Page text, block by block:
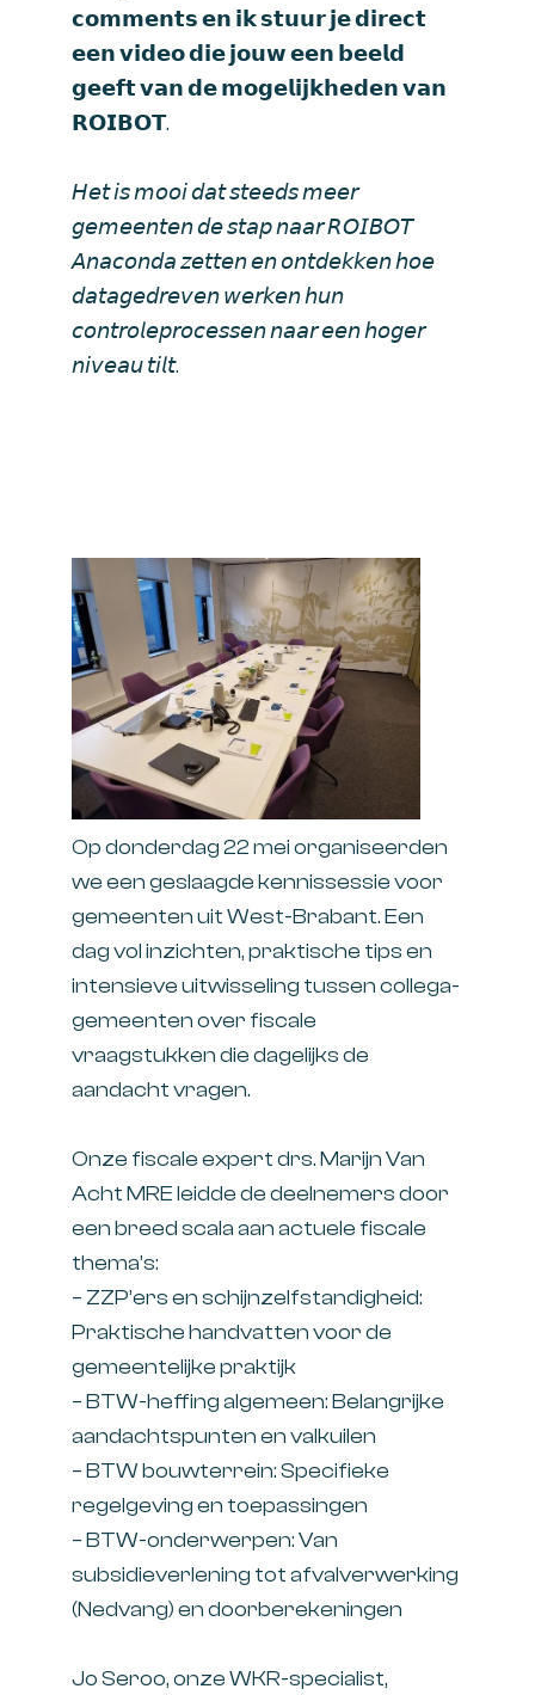
𝗰𝗼𝗺𝗺𝗲𝗻𝘁𝘀 𝗲𝗻 𝗶𝗸 𝘀𝘁𝘂𝘂𝗿 𝗷𝗲 𝗱𝗶𝗿𝗲𝗰𝘁
𝗲𝗲𝗻 𝘃𝗶𝗱𝗲𝗼 𝗱𝗶𝗲 𝗷𝗼𝘂𝘄 𝗲𝗲𝗻 𝗯𝗲𝗲𝗹𝗱
𝗴𝗲𝗲𝗳𝘁 𝘃𝗮𝗻 𝗱𝗲 𝗺𝗼𝗴𝗲𝗹𝗶𝗷𝗸𝗵𝗲𝗱𝗲𝗻 𝘃𝗮𝗻
𝗥𝗢𝗜𝗕𝗢𝗧.
𝘏𝘦𝘵 𝘪𝘴 𝘮𝘰𝘰𝘪 𝘥𝘢𝘵 𝘴𝘵𝘦𝘦𝘥𝘴 𝘮𝘦𝘦𝘳
𝘨𝘦𝘮𝘦𝘦𝘯𝘵𝘦𝘯 𝘥𝘦 𝘴𝘵𝘢𝘱 𝘯𝘢𝘢𝘳 𝘙𝘖𝘐𝘉𝘖𝘛
𝘈𝘯𝘢𝘤𝘰𝘯𝘥𝘢 𝘻𝘦𝘵𝘵𝘦𝘯 𝘦𝘯 𝘰𝘯𝘵𝘥𝘦𝘬𝘬𝘦𝘯 𝘩𝘰𝘦
𝘥𝘢𝘵𝘢𝘨𝘦𝘥𝘳𝘦𝘷𝘦𝘯 𝘸𝘦𝘳𝘬𝘦𝘯 𝘩𝘶𝘯
𝘤𝘰𝘯𝘵𝘳𝘰𝘭𝘦𝘱𝘳𝘰𝘤𝘦𝘴𝘴𝘦𝘯 𝘯𝘢𝘢𝘳 𝘦𝘦𝘯 𝘩𝘰𝘨𝘦𝘳
𝘯𝘪𝘷𝘦𝘢𝘶 𝘵𝘪𝘭𝘵.
Op donderdag 22 mei organiseerden
we een geslaagde kennissessie voor
gemeenten uit West-Brabant. Een
dag vol inzichten, praktische tips en
intensieve uitwisseling tussen collega-
gemeenten over fiscale
vraagstukken die dagelijks de
aandacht vragen.
Onze fiscale expertdrs. Marijn Van
Acht MREleidde de deelnemers door
een breed scala aan actuele fiscale
thema’s:
– ZZP’ers en schijnzelfstandigheid:
Praktische handvatten voor de
gemeentelijke praktijk
– BTW-heffing algemeen: Belangrijke
aandachtspunten en valkuilen
– BTW bouwterrein: Specifieke
regelgeving en toepassingen
– BTW-onderwerpen: Van
subsidieverlening tot afvalverwerking
(Nedvang) en doorberekeningen
Jo Seroo, onze WKR-specialist,